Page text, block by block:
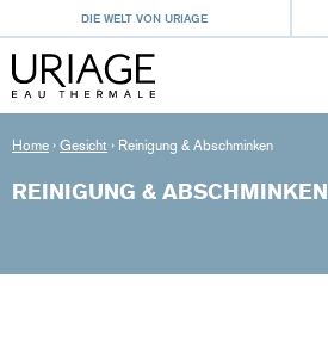
DIE WELT VON URIAGE
Home › Gesicht › Reinigung & Abschminken
REINIGUNG & ABSCHMINKEN